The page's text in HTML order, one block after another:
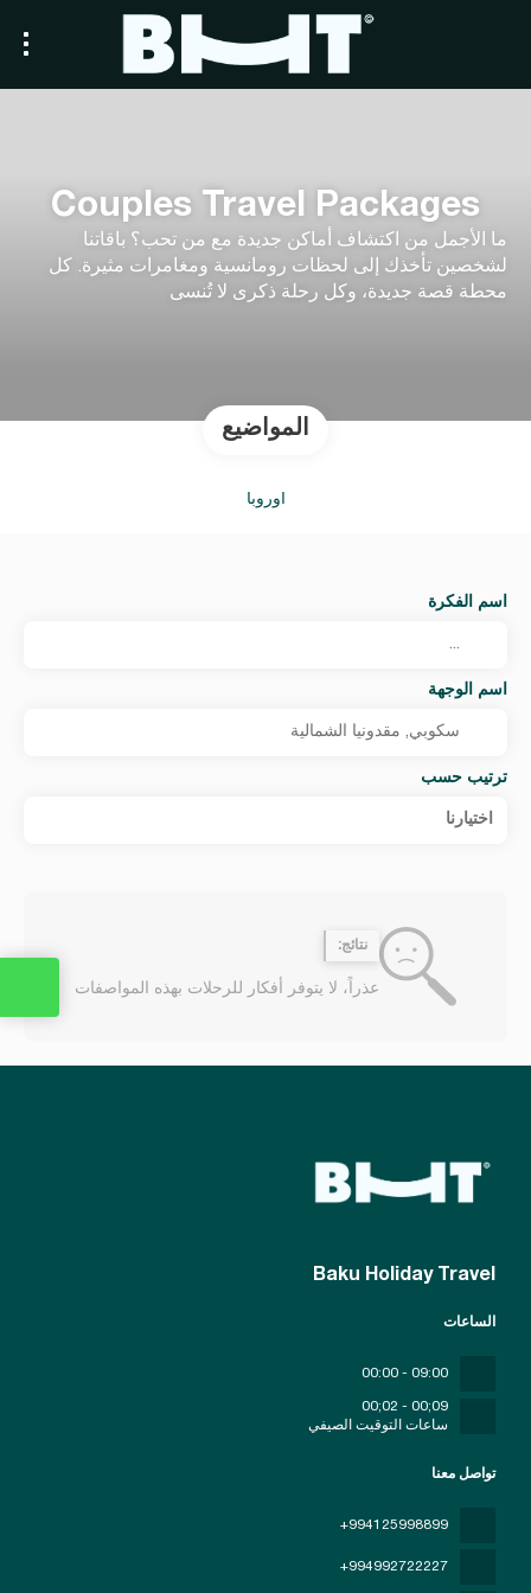
Couples Travel Packages
ما الأجمل من اكتشاف أماكن جديدة مع من تحب؟ باقاتنا
لشخصين تأخذك إلى لحظات رومانسية ومغامرات مثيرة. كل
محطة قصة جديدة، وكل رحلة ذكرى لا تُنسى
المواضيع
أوروبا
اسم الفكرة
اسم الوجهة
ترتيب حسب
اختيارنا
نتائج:
عذراً، لا يتوفر أفكار للرحلات بهذه المواصفات
Baku Holiday Travel
تواصل معنا
+994125998899
+994992722227
الساعات
09:00 - 00:00
09;00 - 02;00
ساعات التوقيت الصيفي